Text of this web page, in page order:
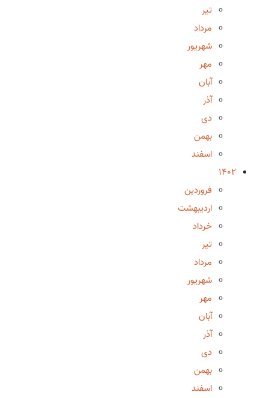
تیر
مرداد
شهریور
مهر
آبان
آذر
دی
بهمن
اسفند
1402
فروردین
اردیبهشت
خرداد
تیر
مرداد
شهریور
مهر
آبان
آذر
دی
بهمن
اسفند